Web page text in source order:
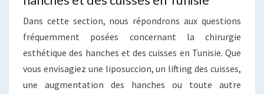
Dans cette section, nous répondrons aux questions
fréquemment posées concernant la chirurgie
esthétique des hanches et des cuisses en Tunisie. Que
vous envisagiez une liposuccion, un lifting des cuisses,
une augmentation des hanches ou toute autre